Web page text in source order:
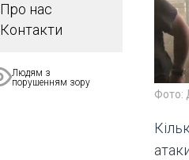
Про нас
Контакти
Людям з
порушенням зору
Фото: